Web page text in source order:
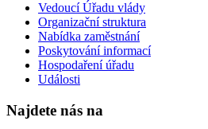
Vedoucí Úřadu vlády
Organizační struktura
Nabídka zaměstnání
Poskytování informací
Hospodaření úřadu
Události
Najdete nás na